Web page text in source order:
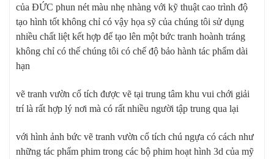
của ĐỨC phun nét màu nhẹ nhàng với kỹ thuật cao trình độ
tạo hình tốt không chỉ có vậy họa sỹ của chúng tôi sử dụng
nhiều chất liệt kết hợp để tạo lên một bức tranh hoành tráng
không chỉ có thế chúng tôi có chế độ bảo hành tác phẩm dài
hạn
vẽ tranh vườn cổ tích được vẽ tại trung tâm khu vui chới giải
trí là rất hợp lý nơi mà có rất nhiều người tập trung qua lại
với hình ảnh bức vẽ tranh vườn cổ tích chú ngựa có cách như
những tác phẩm phim trong các bộ phim hoạt hình 3d của mỹ